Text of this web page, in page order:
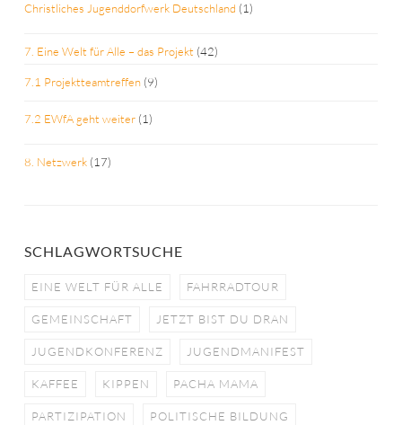
Christliches Jugenddorfwerk Deutschland (1)
7. Eine Welt für Alle – das Projekt (42)
7.1 Projektteamtreffen (9)
7.2 EWfA geht weiter (1)
8. Netzwerk (17)
SCHLAGWORTSUCHE
EINE WELT FÜR ALLE FAHRRADTOUR
GEMEINSCHAFT JETZT BIST DU DRAN
JUGENDKONFERENZ JUGENDMANIFEST
KAFFEE KIPPEN PACHA MAMA
PARTIZIPATION POLITISCHE BILDUNG